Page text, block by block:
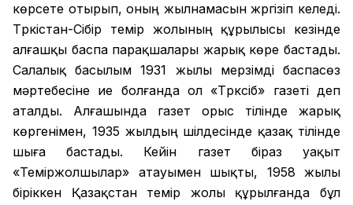
көрсете отырып, оның жылнамасын жүргізіп келеді.
Түркістан-Сібір темір жолының құрылысы кезінде
алғашқы баспа парақшалары жарық көре бастады.
Салалық басылым 1931 жылы мерзімді баспасөз
мәртебесіне ие болғанда ол «Түрксіб» газеті деп
аталды. Алғашында газет орыс тілінде жарық
көргенімен, 1935 жылдың шілдесінде қазақ тілінде
шыға бастады. Кейін газет біраз уақыт
«Теміржолшылар» атауымен шықты, 1958 жылы
біріккен Қазақстан темір жолы құрылғанда бұл